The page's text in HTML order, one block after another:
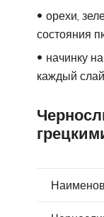
орехи,
состояния
начинку
каждый